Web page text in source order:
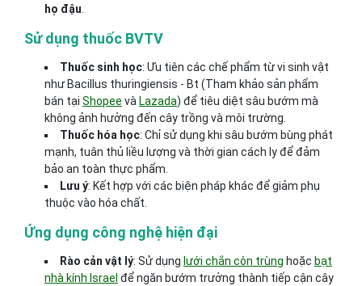
họ đậu
Sử dụng thuốc BVTV
Thuốc sinh học: Ưu tiên các chế phẩm từ vi sinh vật
như Bacillus thuringiensis - Bt (Tham khảo sản phẩm
bán tại Shopee và Lazada) để tiêu diệt sâu bướm mà
không ảnh hưởng đến cây trồng và môi trường.
Thuốc hóa học: Chỉ sử dụng khi sâu bướm bùng phát
mạnh, tuân thủ liều lượng và thời gian cách ly để đảm
bảo an toàn thực phẩm.
Lưu ý: Kết hợp với các biện pháp khác để giảm phụ
thuộc vào hóa chất.
Ứng dụng công nghệ hiện đại
Rào cản vật lý: Sử dụng lưới chắn côn trùng hoặc bạt
nhà kính Israel để ngăn bướm trưởng thành tiếp cận cây